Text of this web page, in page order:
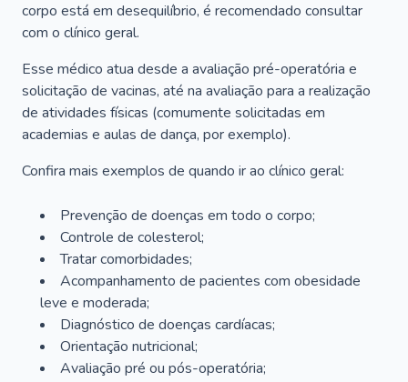
corpo está em desequilíbrio, é recomendado consultar
com o clínico geral.
Esse médico atua desde a avaliação pré-operatória e
solicitação de vacinas, até na avaliação para a realização
de atividades físicas (comumente solicitadas em
academias e aulas de dança, por exemplo).
Confira mais exemplos de quando ir ao clínico geral:
Prevenção de doenças em todo o corpo;
Controle de colesterol;
Tratar comorbidades;
Acompanhamento de pacientes com obesidade
leve e moderada;
Diagnóstico de doenças cardíacas;
Orientação nutricional;
Avaliação pré ou pós-operatória;